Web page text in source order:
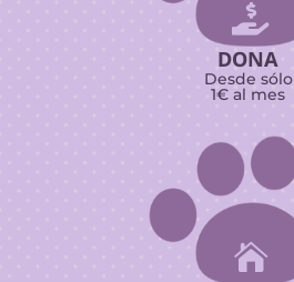

DONA
Desde sólo
1€ al mes
